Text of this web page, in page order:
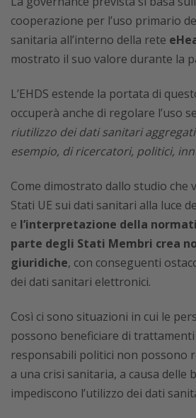
cooperazione per l’uso primario
sanitaria all’interno della rete
mostrato il suo valore durante la
L’EHDS estende la portata di
occuperà anche di regolare l’uso
riutilizzo dei dati sanitari
esempio, di ricercatori, politici,
Come dimostrato dallo studio che
Stati UE sui dati sanitari alla luce
e l’interpretazione della
parte degli Stati Membri crea
giuridiche, con conseguenti
dei dati sanitari elettronici.
Così ci sono situazioni in cui le
possono beneficiare di
responsabili politici non possono
a una crisi sanitaria, a causa delle
impediscono l’utilizzo dei dati